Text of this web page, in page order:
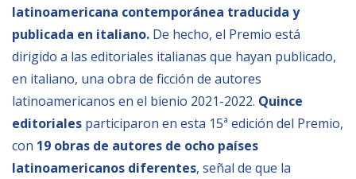
latinoamericana contemporánea traducida y
publicada en italiano. De hecho, el Premio est
dirigido a las editoriales italianas que hayan publicado,
en italiano, una obra de ficción de autores
latinoamericanos en el bienio 2021-2022. Quince
editoriales participaron en esta 15ª edición del Premio,
con 19 obras de autores de ocho países
latinoamericanos diferentes, señal de que la